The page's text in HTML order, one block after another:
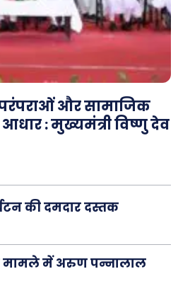
और सामाजिक
: मुख्यमंत्री विष्णु देव
की दमदार दस्तक
मामले में अरुण पन्नालाल